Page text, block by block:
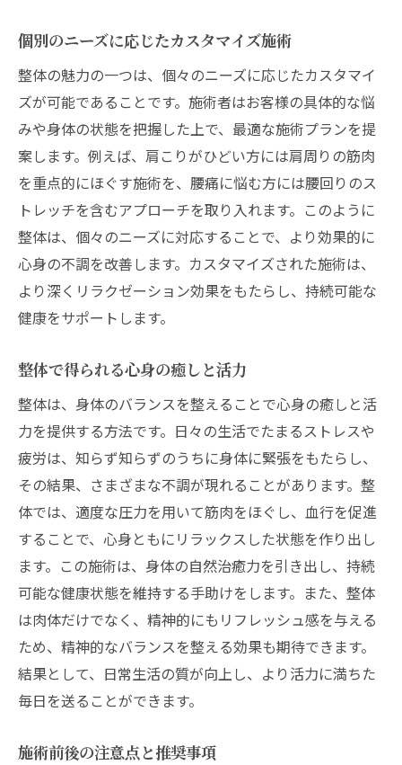
個別のニーズに応じたカスタマイズ施術
整体の魅力の一つは、個々のニーズに応じたカスタマイ
ズが可能であることです。施術者はお客様の具体的な悩
みや身体の状態を把握した上で、最適な施術プランを提
案します。例えば、肩こりがひどい方には肩周りの筋肉
を重点的にほぐす施術を、腰痛に悩む方には腰回りのス
トレッチを含むアプローチを取り入れます。このように
整体は、個々のニーズに対応することで、より効果的に
心身の不調を改善します。カスタマイズされた施術は、
より深くリラクゼーション効果をもたらし、持続可能な
健康をサポートします。
整体で得られる心身の癒しと活力
整体は、身体のバランスを整えることで心身の癒しと活
力を提供する方法です。日々の生活でたまるストレスや
疲労は、知らず知らずのうちに身体に緊張をもたらし、
その結果、さまざまな不調が現れることがあります。整
体では、適度な圧力を用いて筋肉をほぐし、血行を促進
することで、心身ともにリラックスした状態を作り出し
ます。この施術は、身体の自然治癒力を引き出し、持続
可能な健康状態を維持する手助けをします。また、整体
は肉体だけでなく、精神的にもリフレッシュ感を与える
ため、精神的なバランスを整える効果も期待できます。
結果として、日常生活の質が向上し、より活力に満ちた
毎日を送ることができます。
施術前後の注意点と推奨事項